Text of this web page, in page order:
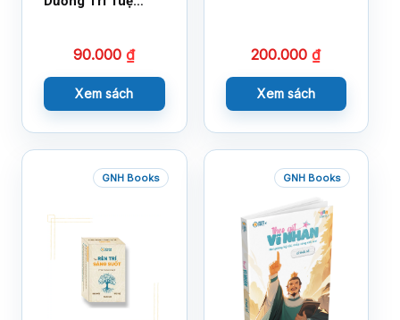
Cùng 150 Sticker
90.000₫
Xem sách
200.000₫
Xem sách
GNH Books GNH Books